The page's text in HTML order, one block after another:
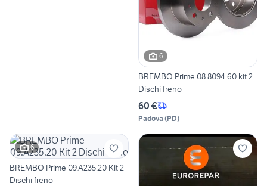
6
BREMBO Prime 08.8094.60 kit 2
Dischi freno
60 €
Padova (PD)
6
BREMBO Prime 09.A235.20 Kit 2
Dischi freno